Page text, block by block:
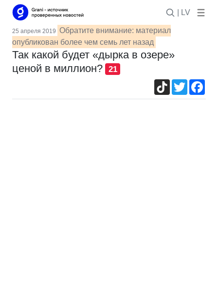
| LV
25 апреля 2019 Обратите внимание: материал
опубликован более чем семь лет назад
Так какой будет «дырка в озере»
ценой в миллион?
21
TikTokTwitter